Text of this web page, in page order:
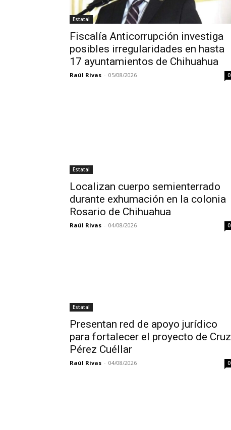
Estatal
Fiscalía Anticorrupción investiga
posibles irregularidades en hasta
17 ayuntamientos de Chihuahua
Raúl Rivas - 05/08/2026 0
Estatal
Localizan cuerpo semienterrado
durante exhumación en la colonia
Rosario de Chihuahua
Raúl Rivas - 04/08/2026 0
Estatal
Presentan red de apoyo jurídico
para fortalecer el proyecto de Cruz
Pérez Cuéllar
Raúl Rivas - 04/08/2026 0